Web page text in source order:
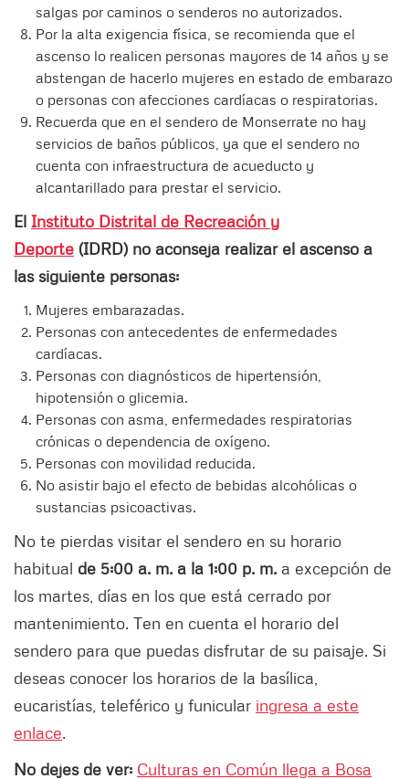
salgas por caminos o senderos no autorizados.
Por la alta exigencia física, se recomienda que el
ascenso lo realicen personas mayores de 14 años y se
abstengan de hacerlo mujeres en estado de embarazo
o personas con afecciones cardíacas o respiratorias.
Recuerda que en el sendero de Monserrate no hay
servicios de baños públicos, ya que el sendero no
cuenta con infraestructura de acueducto y
alcantarillado para prestar el servicio.
El Instituto Distrital de Recreación y
Deporte (IDRD) no aconseja realizar el ascenso a
las siguiente personas:
Mujeres embarazadas.
Personas con antecedentes de enfermedades
cardíacas.
Personas con diagnósticos de hipertensión,
hipotensión o glicemia.
Personas con asma, enfermedades respiratorias
crónicas o dependencia de oxígeno.
Personas con movilidad reducida.
No asistir bajo el efecto de bebidas alcohólicas o
sustancias psicoactivas.
No te pierdas visitar el sendero en su horario
habitual de 5:00 a. m. a la 1:00 p. m. a excepción de
los martes, días en los que está cerrado por
mantenimiento. Ten en cuenta el horario del
sendero para que puedas disfrutar de su paisaje. Si
deseas conocer los horarios de la basílica,
eucaristías, teleférico y funicular ingresa a este
enlace.
No dejes de ver: Culturas en Común llega a Bosa